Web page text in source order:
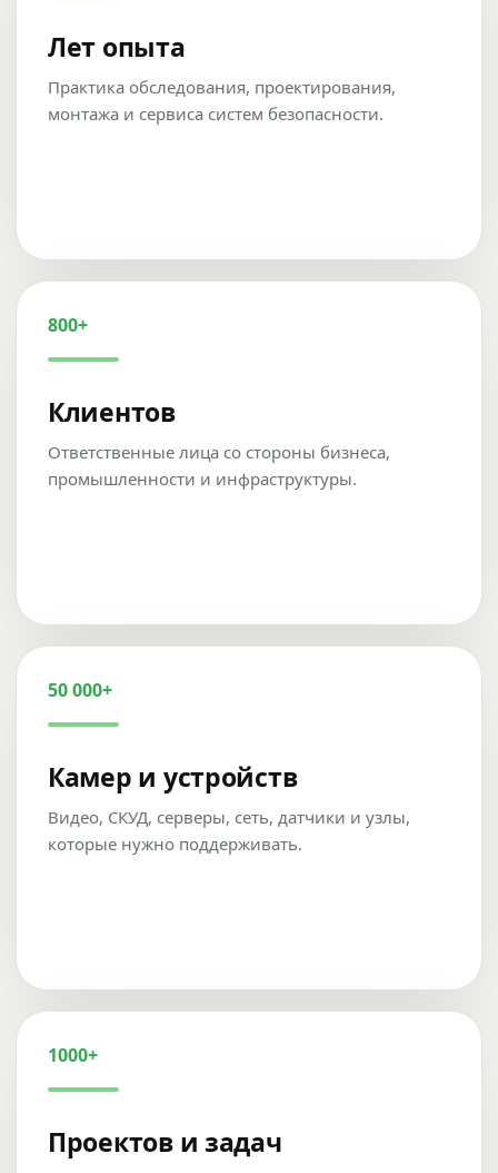
Лет опыта
Практика обследования, проектирования,
монтажа и сервиса систем безопасности.
800+
Клиентов
Ответственные лица со стороны бизнеса,
промышленности и инфраструктуры.
50 000+
Камер и устройств
Видео, СКУД, серверы, сеть, датчики и узлы,
которые нужно поддерживать.
1000+
Проектов и задач